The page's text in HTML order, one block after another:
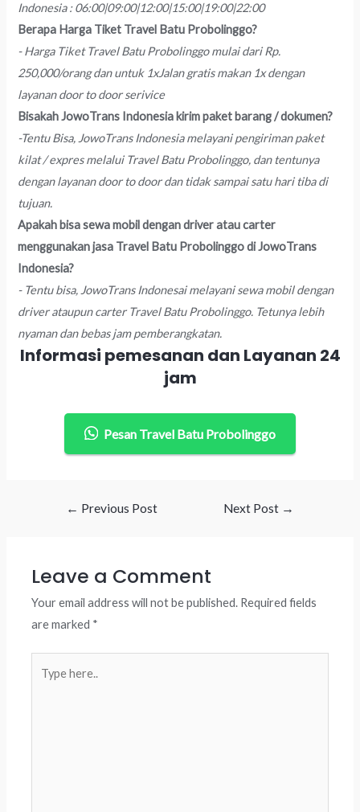
Indonesia : 06:00|09:00|12:00|15:00|19:00|22:00
Berapa Harga Tiket Travel Batu Probolinggo?
- Harga Tiket Travel Batu Probolinggo mulai dari Rp.
250,000/orang dan untuk 1xJalan gratis makan 1x dengan
layanan door to door serivice
Bisakah JowoTrans Indonesia kirim paket barang / dokumen?
-Tentu Bisa, JowoTrans Indonesia melayani pengiriman paket
kilat / expres melalui Travel Batu Probolinggo, dan tentunya
dengan layanan door to door dan tidak sampai satu hari tiba di
tujuan.
Apakah bisa sewa mobil dengan driver atau carter
menggunakan jasa Travel Batu Probolinggo di JowoTrans
Indonesia?
- Tentu bisa, JowoTrans Indonesai melayani sewa mobil dengan
driver ataupun carter Travel Batu Probolinggo. Tetunya lebih
nyaman dan bebas jam pemberangkatan.
Informasi pemesanan dan Layanan 24
jam
Pesan Travel Batu Probolinggo
Post← Previous Post Next Post →
Leave a Comment
Your email address will not be published. Required fields
are marked *
here..